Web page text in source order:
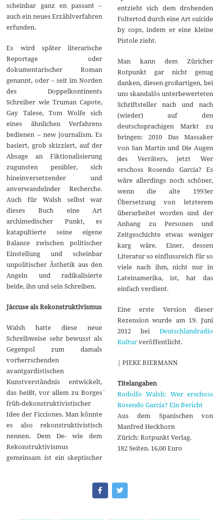
scheinbar ganz en passant –
auch ein neues Erzählverfahren
erfunden.
Es wird später literarische
Reportage oder
dokumentarischer Roman
genannt, oder – seit im Norden
des Doppelkontinents
Schreiber wie Truman Capote,
Gay Talese, Tom Wolfe sich
eines ähnlichen Verfahrens
bedienen – new journalism. Es
basiert, grob skizziert, auf der
Absage an Fiktionalisierung
zugunsten penibler, sich
hineinversetzender und
anverwandelnder Recherche.
Auch für Walsh selbst war
dieses Buch eine Art
archimedischer Punkt, es
katapultierte seine eigene
Balance zwischen politischer
Einstellung und scheinbar
unpolitischer Ästhetik aus den
Angeln und radikalisierte
beide, ihn und sein Schreiben.
J´accuse als Rekonstruktivismus
Walsh hatte diese neue
Schreibweise sehr bewusst als
Gegenpol zum damals
vorherrschenden
avantgardistischen
Kunstverständnis entwickelt,
das heißt, vor allem zu Borges´
früh-dekonstruktivistischer
Idee der Ficciones. Man könnte
es also rekonstruktivistisch
nennen. Dem De- wie dem
Rekonstruktivismus
gemeinsam ist ein skeptischer
entzieht sich dem drohenden
Foltertod durch eine Art suicide
by cops, indem er eine kleine
Pistole zieht.
Man kann dem Züricher
Rotpunkt gar nicht genug
danken, diesen großartigen, bei
uns skandalös unterbewerteten
Schriftsteller nach und nach
(wieder) auf den
deutschsprachigen Markt zu
bringen: 2010 Das Massaker
von San Martín und Die Augen
des Verräters, jetzt Wer
erschoss Rosendo García? Es
wäre allerdings noch schöner,
wenn die alte 1993er
Übersetzung von letzterem
überarbeitet worden und der
Anhang zu Personen und
Zeitgeschichte etwas weniger
karg wäre. Einer, dessen
Literatur so einflussreich für so
viele nach ihm, nicht nur in
Lateinamerika, ist, hat das
einfach verdient.
Eine erste Version dieser
Rezension wurde am 19. Juni
2012 bei Deutschlandradio
Kulturveröffentlicht.
| PIEKE BIERMANN
Titelangaben
Rodolfo Walsh: Wer erschoss
Rosendo García? Ein Bericht
Aus dem Spanischen von
Manfred Heckhorn
Zürich: Rotpunkt Verlag.
182 Seiten. 16,00 Euro